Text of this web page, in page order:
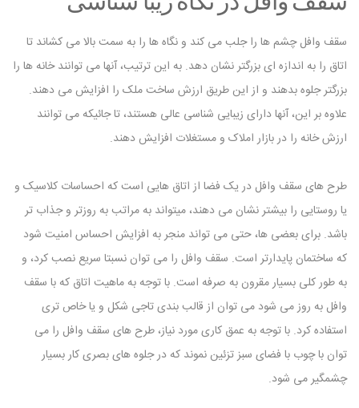
سقف وافل چشم ها را جلب می کند و نگاه ها را به سمت بالا می کشاند تا
اتاق را به اندازه ای بزرگتر نشان دهد. به این ترتیب، آنها می توانند خانه ها را
بزرگتر جلوه بدهند و از این طریق ارزش ساخت ملک را افزایش می دهند.
علاوه بر این، آنها دارای زیبایی شناسی عالی هستند، تا جائیکه می توانند
ارزش خانه را در بازار املاک و مستغلات افزایش دهند.
طرح های سقف وافل در یک فضا از اتاق هایی است که احساسات کلاسیک و
یا روستایی را بیشتر نشان می دهند، میتواند به مراتب به روزتر و جذاب تر
باشد. برای بعضی ها، حتی می تواند منجر به افزایش احساس امنیت شود
که ساختمان پایدارتر است. سقف وافل را می توان نسبتا سریع نصب کرد، و
به طور کلی بسیار مقرون به صرفه است. با توجه به ماهیت اتاق که با سقف
وافل به روز می شود می توان از قالب بندی تاجی شکل و یا خاص تری
استفاده کرد. با توجه به عمق کاری مورد نیاز، طرح های سقف وافل را می
توان با چوب با فضای سبز تزئین نموند که در جلوه های بصری کار بسیار
چشمگیر می شود.